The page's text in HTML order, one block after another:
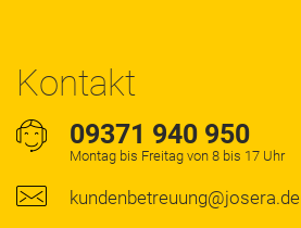
Kontakt
09371 940 950
Montag bis Freitag von 8 bis 17 Uhr
kundenbetreuung@josera.de